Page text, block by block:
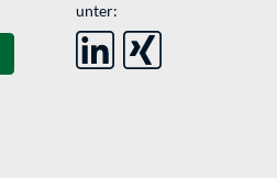
unter: